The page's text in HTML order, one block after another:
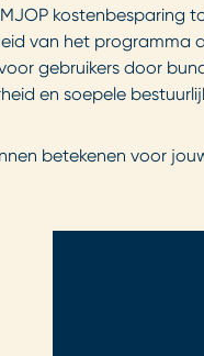
kostenbesparing
van het programma
gebruikers door
en soepele
betekenen voor